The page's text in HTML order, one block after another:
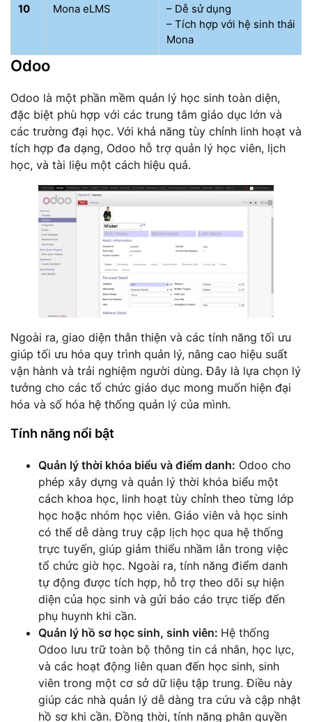
10 Mona eLMS
– Dễ sử dụng
– Tích hợp với hệ sinh thái
Mona
Odoo
Odoo là một phần mềm quản lý học sinh toàn diện,
đặc biệt phù hợp với các trung tâm giáo dục lớn và
các trường đại học. Với khả năng tùy chỉnh linh hoạt và
tích hợp đa dạng, Odoo hỗ trợ quản lý học viên, lịch
học, và tài liệu một cách hiệu quả.
Ngoài ra, giao diện thân thiện và các tính năng tối ưu
giúp tối ưu hóa quy trình quản lý, nâng cao hiệu suất
vận hành và trải nghiệm người dùng. Đây là lựa chọn lý
tưởng cho các tổ chức giáo dục mong muốn hiện đại
hóa và số hóa hệ thống quản lý của mình.
Tính năng nổi bật
Quản lý thời khóa biểu và điểm danh: Odoo cho
phép xây dựng và quản lý thời khóa biểu một
cách khoa học, linh hoạt tùy chỉnh theo từng lớp
học hoặc nhóm học viên. Giáo viên và học sinh
có thể dễ dàng truy cập lịch học qua hệ thống
trực tuyến, giúp giảm thiểu nhầm lẫn trong việc
tổ chức giờ học. Ngoài ra, tính năng điểm danh
tự động được tích hợp, hỗ trợ theo dõi sự hiện
diện của học sinh và gửi báo cáo trực tiếp đến
phụ huynh khi cần.
Quản lý hồ sơ học sinh, sinh viên: Hệ thống
Odoo lưu trữ toàn bộ thông tin cá nhân, học lực,
và các hoạt động liên quan đến học sinh, sinh
viên trong một cơ sở dữ liệu tập trung. Điều này
giúp các nhà quản lý dễ dàng tra cứu và cập nhật
hồ sơ khi cần. Đồng thời, tính năng phân quyền